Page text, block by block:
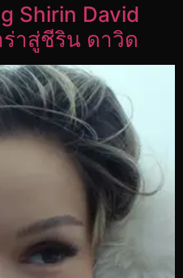
Shirin David
าสู่ชีริน ดาวิด